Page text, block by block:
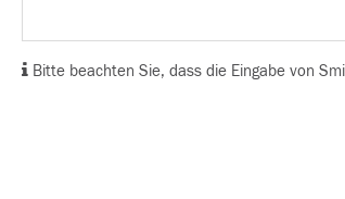
Bitte beachten Sie, dass die Eingabe von